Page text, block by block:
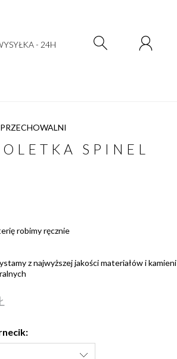
- 24H
SPINEL
robimy ręcznie
z najwyższej jakości materiałów i kamieni